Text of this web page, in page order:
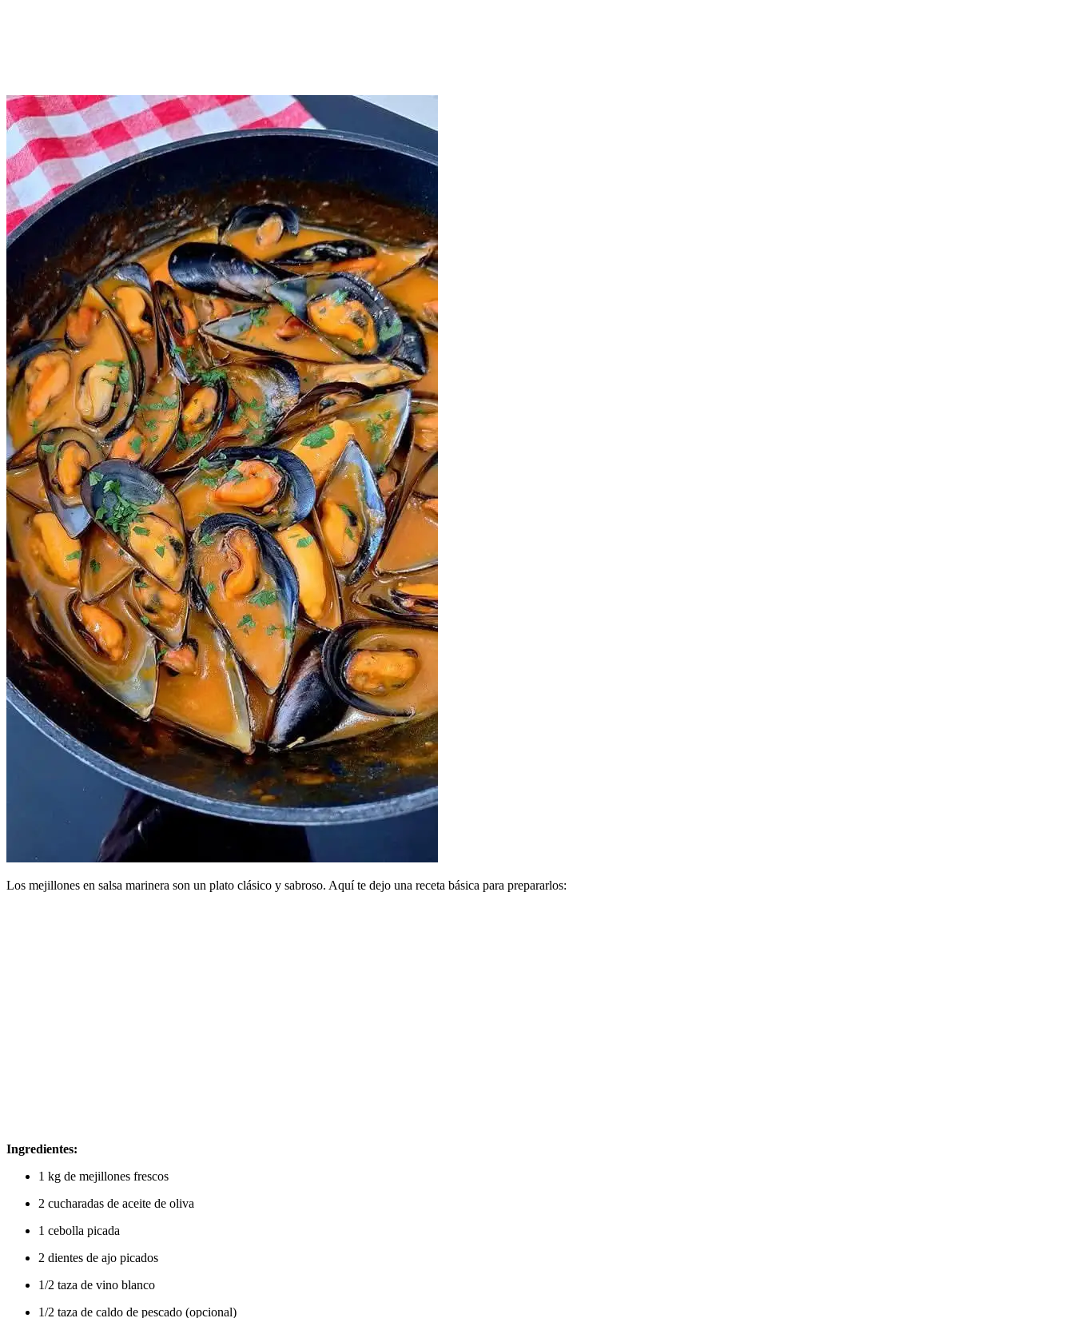
Los mejillones en salsa marinera son un plato clásico y sabroso. Aquí te dejo una receta básica para prepararlos:
Ingredientes:
1 kg de mejillones frescos
2 cucharadas de aceite de oliva
1 cebolla picada
2 dientes de ajo picados
1/2 taza de vino blanco
1/2 taza de caldo de pescado (opcional)